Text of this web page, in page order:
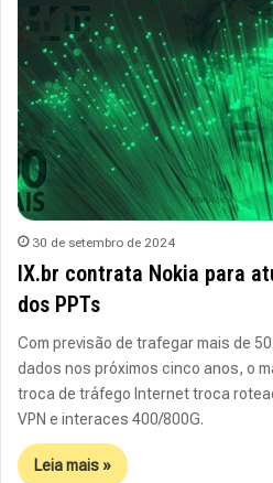
30 de setembro de 2024
IX.br contrata Nokia para
dos PPTs
Com previsão de trafegar mais de
dados nos próximos cinco anos, o
troca de tráfego Internet troca
VPN e interaces 400/800G.
Leia mais »